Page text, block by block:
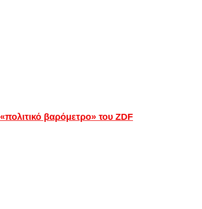
βαρόμετρο» του ZDF